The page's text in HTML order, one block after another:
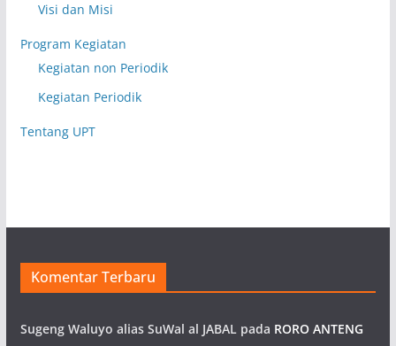
Visi dan Misi
Program Kegiatan
Kegiatan non Periodik
Kegiatan Periodik
Tentang UPT
Komentar Terbaru
Sugeng Waluyo alias SuWal al JABALpada RORO ANTENG